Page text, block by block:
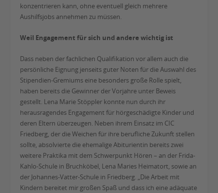
konzentrieren kann, ohne eventuell gleich mehrere
Aushilfsjobs annehmen zu müssen.
Weil Engagement für sich und andere wichtig ist
Dass neben der fachlichen Qualifikation vor allem auch die
persönliche Eignung jenseits guter Noten für die Auswahl des
Stipendien-Gremiums eine besonders große Rolle spielt,
haben bereits die Gewinner der Vorjahre unter Beweis
gestellt. Lena Marie Stöppler konnte nun durch ihr
herausragendes Engagement für hörgeschädigte Kinder und
deren Eltern überzeugen. Neben ihrem Einsatz im CIC
Friedberg, der die Weichen für ihre berufliche Zukunft stellen
sollte, absolvierte die ehemalige Abiturientin bereits zwei
weitere Praktika mit dem Schwerpunkt Hören – an der Frida-
Kahlo-Schule in Bruchköbel, Lena Maries Heimatort, sowie an
der Johannes-Vatter-Schule in Friedberg. „Die Arbeit mit
Kindern bereitet mir großen Spaß und dass ich eine adäquate